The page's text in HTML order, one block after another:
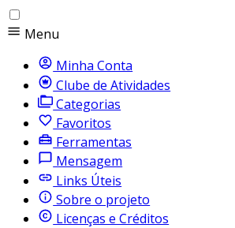
Menu
Minha Conta
Clube de Atividades
Categorias
Favoritos
Ferramentas
Mensagem
Links Úteis
Sobre o projeto
Licenças e Créditos